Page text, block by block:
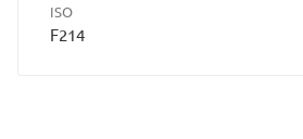
ISO
F214